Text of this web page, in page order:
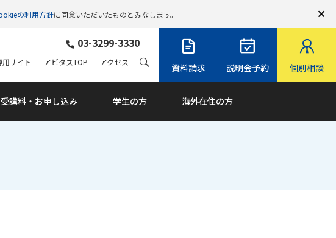
の利用方針に同意いただいたものとみなします。
資料請求 説明会予約 個別相談
03-3299-3330
受講料・ お申し込み 学生の方 海外在住の方
サイト アビタスTOP アクセス